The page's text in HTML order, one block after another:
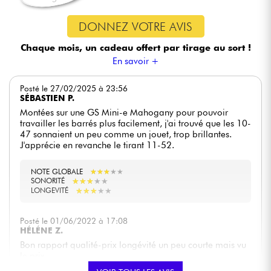
DONNEZ VOTRE AVIS
Chaque mois, un cadeau offert par tirage au sort !
En savoir +
Posté le 27/02/2025 à 23:56
SÉBASTIEN P.
Montées sur une GS Mini-e Mahogany pour pouvoir
travailler les barrés plus facilement, j'ai trouvé que les 10-
47 sonnaient un peu comme un jouet, trop brillantes.
J'apprécie en revanche le tirant 11-52.
NOTE GLOBALE ★★★★ ★
★★★★ ★
SONORITÉ
★★★★★
★★★★★
LONGEVITÉ ★★★★★
★★★★★
Posté le 01/06/2022 à 17:08
HÉLÉNE Z.
Bon rapport qualité-prix longévité un peu courte mais vu